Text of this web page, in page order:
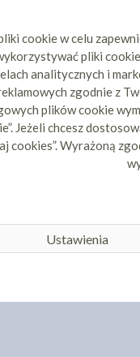
57,6% -
zł
cookie w celu
pliki
analitycznych i
zgodnie z
plików cookie
Jeżeli chcesz
cookies”. Wyrażoną
Ustawienia